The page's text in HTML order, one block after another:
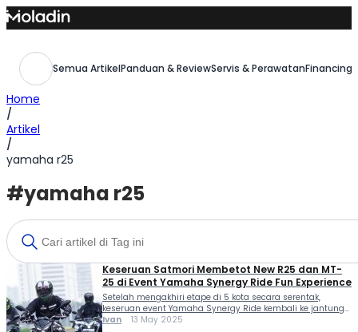
Skip
to
Semua ArtikelPanduan & ReviewServis & Perawatan
Home
/
Artikel
/
yamaha r25
#yamaha r25
Keseruan Satmori Membetot New R25 dan MT-
25 di Event Yamaha Synergy Ride Fun Experience
Setelah mengakhiri etape di 5 kota secara serentak,
keseruan event Yamaha Synergy Ride kembali ke jantung
ibukota Jakarta (10/5). Ini dia keseruan satmori membetot
Ivan 13 May 2025